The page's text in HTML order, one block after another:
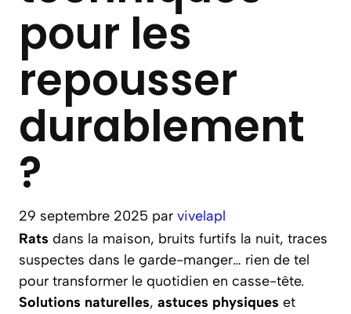
pour les
repousser
durablement
?
29 septembre 2025 par vivelapl
Rats dans la maison, bruits furtifs la nuit, traces
suspectes dans le garde-manger… rien de tel
pour transformer le quotidien en casse-tête.
Solutions naturelles, astuces physiques et